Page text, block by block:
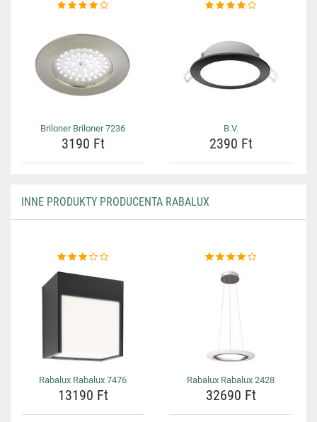
Briloner Briloner 7236
3190 Ft
B.V.
2390 Ft
INNE PRODUKTY PRODUCENTA RABALUX
Rabalux Rabalux 7476
13190 Ft
Rabalux Rabalux 2428
32690 Ft